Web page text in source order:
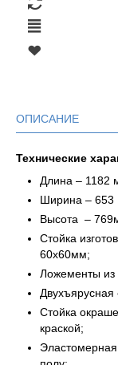
ОПИСАНИЕ
Технические
Длина – 1182
Ширина – 653
Высота –
Стойка
60х60мм;
Ложементы из
Двухъярусная
Стойка
краской;